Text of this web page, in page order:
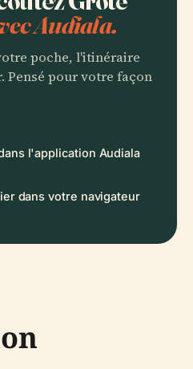
Audiala.
poche, l'itinéraire
Pensé pour votre façon
l'application Audiala
dans votre navigateur